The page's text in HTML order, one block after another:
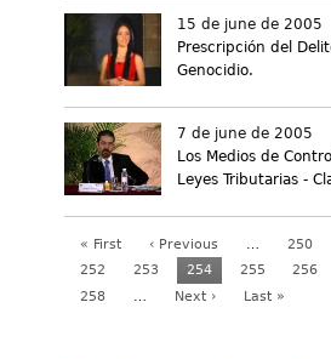
15 de june de 2005
Prescripción del
Genocidio.
7 de june de 2005
Los Medios de
Leyes Tributarias -
« First ‹ Previous … 250
252
253 254 255 256
258
… Next › Last »